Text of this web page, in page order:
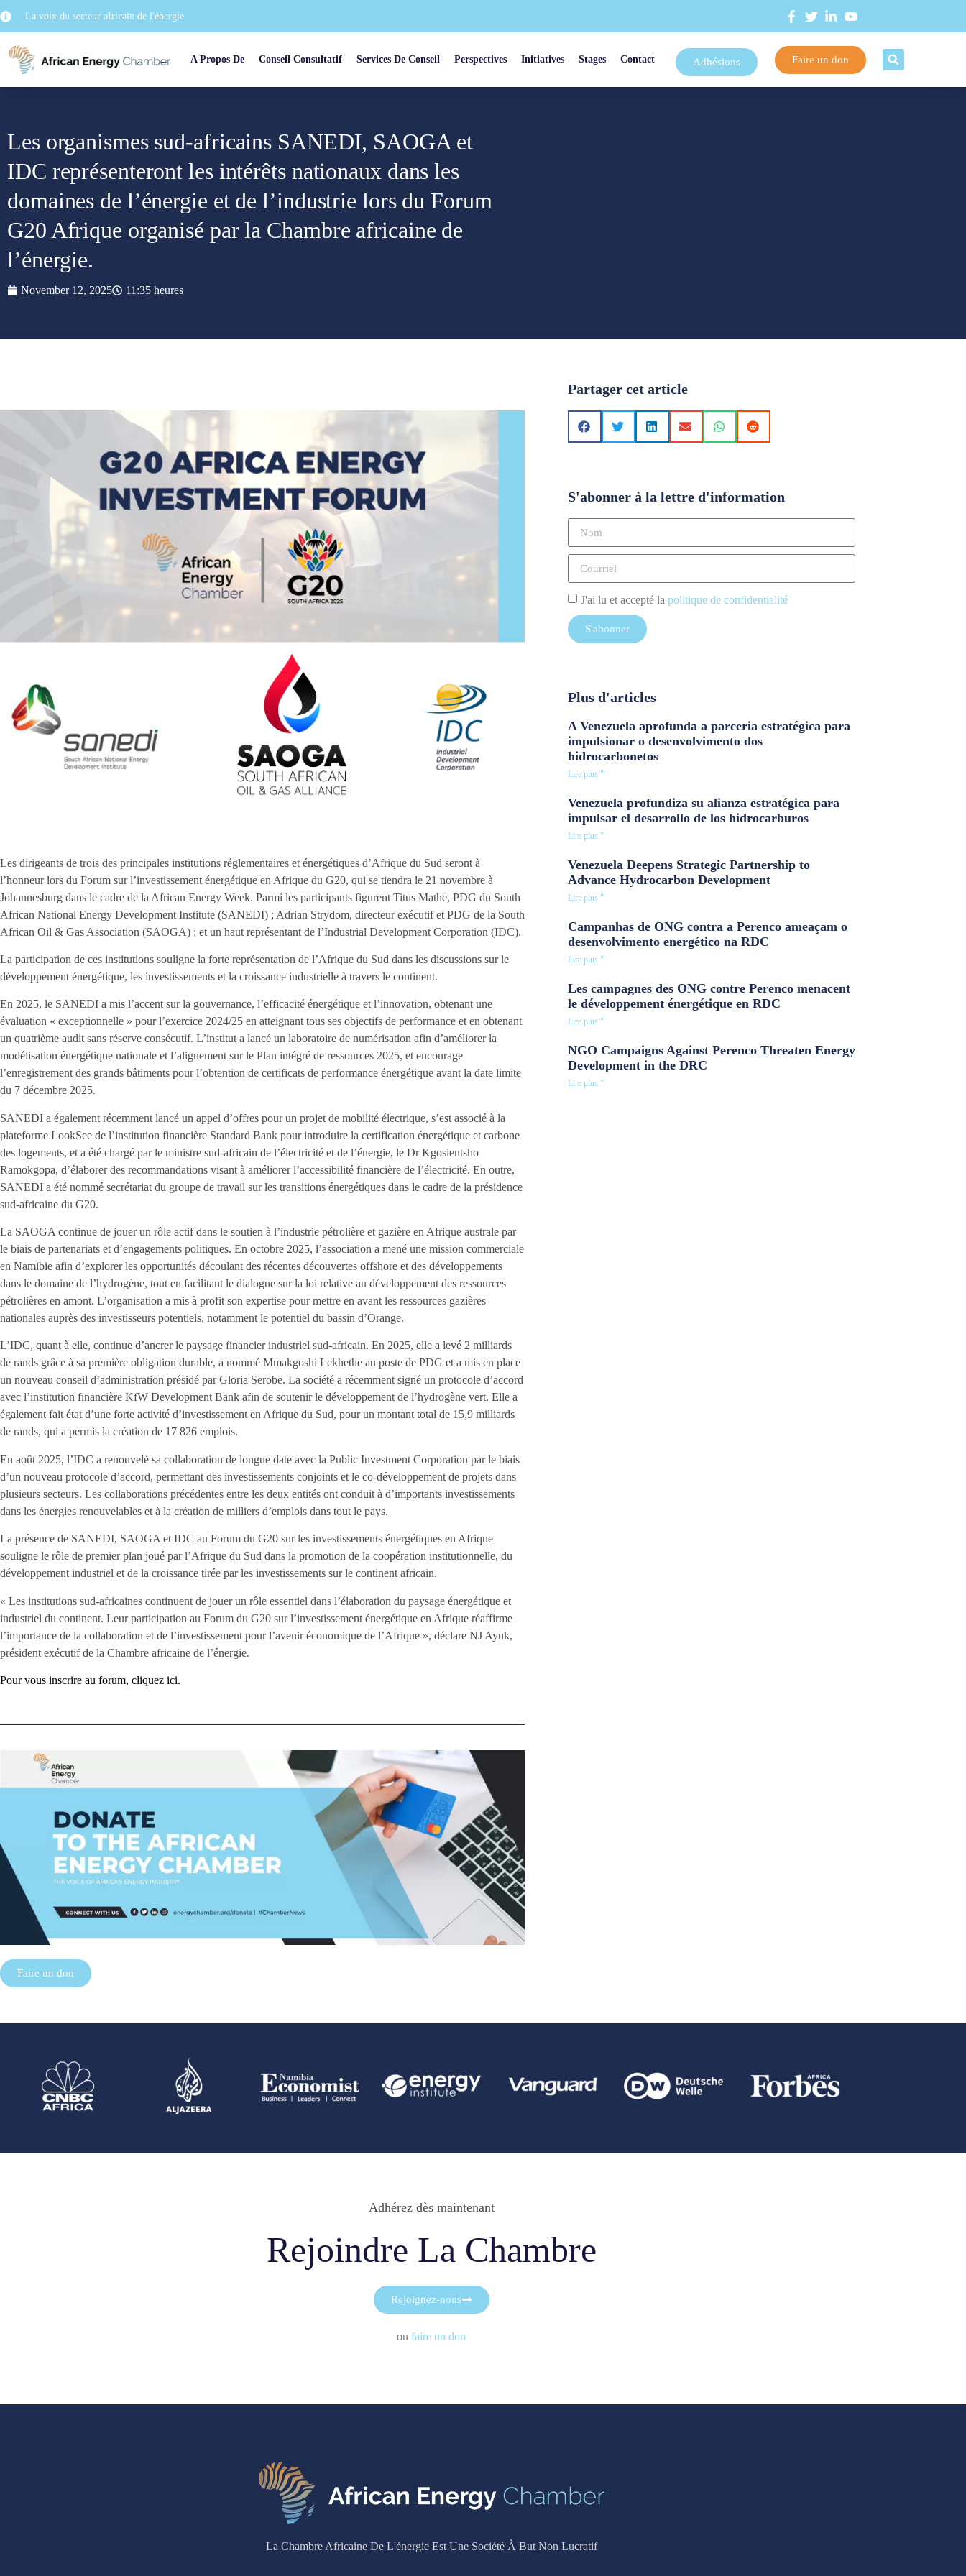
La voix du secteur africain de l'énergie
A Propos De Conseil Consultatif Services De Conseil Perspectives Initiatives Stages Contact Adhésions Faire un don
Les organismes sud-africains SANEDI, SAOGA et
IDC représenteront les intérêts nationaux dans les
domaines de l’énergie et de l’industrie lors du Forum
G20 Afrique organisé par la Chambre africaine de
l’énergie.
November 12, 2025 11:35 heures
Les dirigeants de trois des principales institutions réglementaires et énergétiques d’Afrique du Sud seront à
l’honneur lors du Forum sur l’investissement énergétique en Afrique du G20, qui se tiendra le 21 novembre à
Johannesburg dans le cadre de la African Energy Week. Parmi les participants figurent Titus Mathe, PDG du South
African National Energy Development Institute (SANEDI) ; Adrian Strydom, directeur exécutif et PDG de la South
African Oil & Gas Association (SAOGA) ; et un haut représentant de l’Industrial Development Corporation (IDC).
La participation de ces institutions souligne la forte représentation de l’Afrique du Sud dans les discussions sur le
développement énergétique, les investissements et la croissance industrielle à travers le continent.
En 2025, le SANEDI a mis l’accent sur la gouvernance, l’efficacité énergétique et l’innovation, obtenant une
évaluation « exceptionnelle » pour l’exercice 2024/25 en atteignant tous ses objectifs de performance et en obtenant
un quatrième audit sans réserve consécutif. L’institut a lancé un laboratoire de numérisation afin d’améliorer la
modélisation énergétique nationale et l’alignement sur le Plan intégré de ressources 2025, et encourage
l’enregistrement des grands bâtiments pour l’obtention de certificats de performance énergétique avant la date limite
du 7 décembre 2025.
SANEDI a également récemment lancé un appel d’offres pour un projet de mobilité électrique, s’est associé à la
plateforme LookSee de l’institution financière Standard Bank pour introduire la certification énergétique et carbone
des logements, et a été chargé par le ministre sud-africain de l’électricité et de l’énergie, le Dr Kgosientsho
Ramokgopa, d’élaborer des recommandations visant à améliorer l’accessibilité financière de l’électricité. En outre,
SANEDI a été nommé secrétariat du groupe de travail sur les transitions énergétiques dans le cadre de la présidence
sud-africaine du G20.
La SAOGA continue de jouer un rôle actif dans le soutien à l’industrie pétrolière et gazière en Afrique australe par
le biais de partenariats et d’engagements politiques. En octobre 2025, l’association a mené une mission commerciale
en Namibie afin d’explorer les opportunités découlant des récentes découvertes offshore et des développements
dans le domaine de l’hydrogène, tout en facilitant le dialogue sur la loi relative au développement des ressources
pétrolières en amont. L’organisation a mis à profit son expertise pour mettre en avant les ressources gazières
nationales auprès des investisseurs potentiels, notamment le potentiel du bassin d’Orange.
L’IDC, quant à elle, continue d’ancrer le paysage financier industriel sud-africain. En 2025, elle a levé 2 milliards
de rands grâce à sa première obligation durable, a nommé Mmakgoshi Lekhethe au poste de PDG et a mis en place
un nouveau conseil d’administration présidé par Gloria Serobe. La société a récemment signé un protocole d’accord
avec l’institution financière KfW Development Bank afin de soutenir le développement de l’hydrogène vert. Elle a
également fait état d’une forte activité d’investissement en Afrique du Sud, pour un montant total de 15,9 milliards
de rands, qui a permis la création de 17 826 emplois.
En août 2025, l’IDC a renouvelé sa collaboration de longue date avec la Public Investment Corporation par le biais
d’un nouveau protocole d’accord, permettant des investissements conjoints et le co-développement de projets dans
plusieurs secteurs. Les collaborations précédentes entre les deux entités ont conduit à d’importants investissements
dans les énergies renouvelables et à la création de milliers d’emplois dans tout le pays.
La présence de SANEDI, SAOGA et IDC au Forum du G20 sur les investissements énergétiques en Afrique
souligne le rôle de premier plan joué par l’Afrique du Sud dans la promotion de la coopération institutionnelle, du
développement industriel et de la croissance tirée par les investissements sur le continent africain.
« Les institutions sud-africaines continuent de jouer un rôle essentiel dans l’élaboration du paysage énergétique et
industriel du continent. Leur participation au Forum du G20 sur l’investissement énergétique en Afrique réaffirme
l’importance de la collaboration et de l’investissement pour l’avenir économique de l’Afrique », déclare NJ Ayuk,
président exécutif de la Chambre africaine de l’énergie.
Pour vous inscrire au forum, cliquez ici.
Faire un don
Partager cet article
S'abonner à la lettre d'information
J'ai lu et accepté la politique de confidentialité
S'abonner
Plus d'articles
A Venezuela aprofunda a parceria estratégica para
impulsionar o desenvolvimento dos
hidrocarbonetos
Lire plus "
Venezuela profundiza su alianza estratégica para
impulsar el desarrollo de los hidrocarburos
Lire plus "
Venezuela Deepens Strategic Partnership to
Advance Hydrocarbon Development
Lire plus "
Campanhas de ONG contra a Perenco ameaçam o
desenvolvimento energético na RDC
Lire plus "
Les campagnes des ONG contre Perenco menacent
le développement énergétique en RDC
Lire plus "
NGO Campaigns Against Perenco Threaten Energy
Development in the DRC
Lire plus "
Adhérez dès maintenant
Rejoindre La Chambre
Rejoignez-nous
ou faire un don
La Chambre Africaine De L'énergie Est Une Société À But Non Lucratif